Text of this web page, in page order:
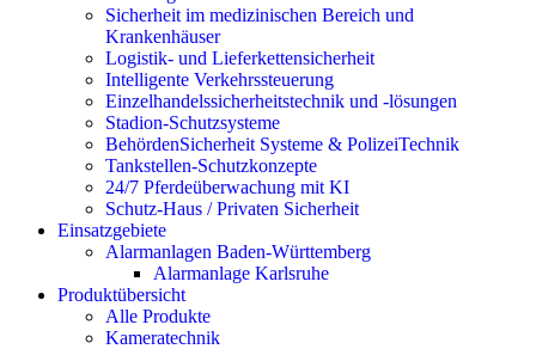
Sicherheit im medizinischen Bereich und
Krankenhäuser
Logistik- und Lieferkettensicherheit
Intelligente Verkehrssteuerung
Einzelhandelssicherheitstechnik und -lösungen
Stadion-Schutzsysteme
BehördenSicherheit Systeme & PolizeiTechnik
Tankstellen-Schutzkonzepte​
24/7 Pferdeüberwachung mit KI
Schutz-Haus / Privaten Sicherheit
Einsatzgebiete
Alarmanlagen Baden-Württemberg
Alarmanlage Karlsruhe
Produktübersicht
Alle Produkte
Kameratechnik